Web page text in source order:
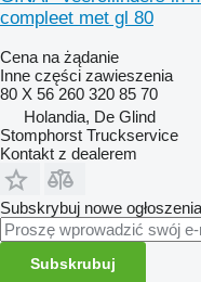
compleet met gl 80
Cena na żądanie
Inne części zawieszenia
80 X 56 260 320 85 70
Holandia, De Glind
Stomphorst Truckservice
Kontakt z dealerem
Subskrybuj nowe
Subskrubuj